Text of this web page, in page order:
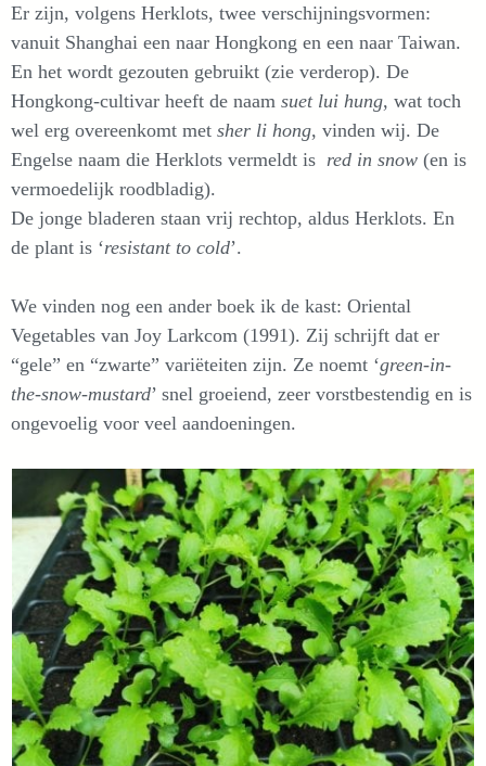
Er zijn, volgens Herklots, twee verschijningsvormen:
vanuit Shanghai een naar Hongkong en een naar Taiwan.
En het wordt gezouten gebruikt (zie verderop). De
Hongkong-cultivar heeft de naam suet lui hung, wat toch
wel erg overeenkomt met sher li hong, vinden wij. De
Engelse naam die Herklots vermeldt is red in snow (en is
vermoedelijk roodbladig).
De jonge bladeren staan vrij rechtop, aldus Herklots. En
de plant is ‘resistant to cold’.
We vinden nog een ander boek ik de kast: Oriental
Vegetables van Joy Larkcom (1991). Zij schrijft dat er
“gele” en “zwarte” variëteiten zijn. Ze noemt ‘green-in-
the-snow-mustard’ snel groeiend, zeer vorstbestendig en is
ongevoelig voor veel aandoeningen.